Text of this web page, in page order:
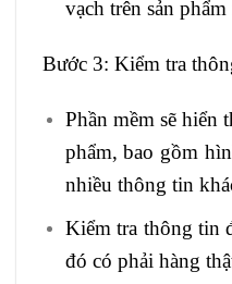
vạch trên sản
Bước 3: Kiểm tra
Phần mềm sẽ hiển
phẩm, bao gồm
nhiều thông tin
Kiểm tra thông tin
đó có phải hàng